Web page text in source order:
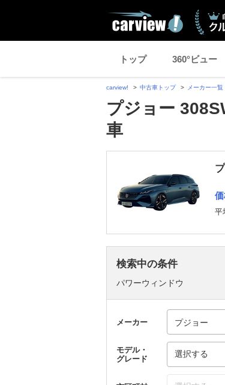
トップ 360°ビュー
carview! 中古車トップ メーカー一覧
プジョー
車
平
検索中の条件
パワーウィンドウ
メーカー
モデル・
グレード
選択する